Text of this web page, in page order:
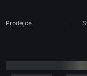
Prodejce